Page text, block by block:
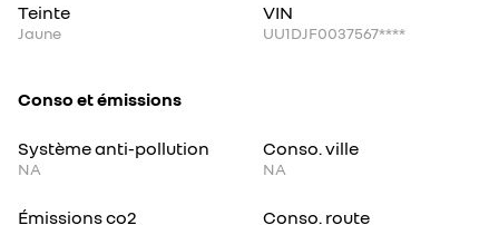
Teinte
Jaune
VIN
UU1DJF0037567****
Conso et émissions
Système anti-pollution
NA
Conso. ville
NA
Émissions co2 Conso. route